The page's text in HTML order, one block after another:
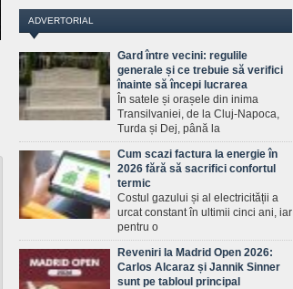
ADVERTORIAL
Gard între vecini: regulile
generale și ce trebuie să verifici
înainte să începi lucrarea
În satele și orașele din inima
Transilvaniei, de la Cluj-Napoca,
Turda și Dej, până la
Cum scazi factura la energie în
2026 fără să sacrifici confortul
termic
Costul gazului și al electricității a
urcat constant în ultimii cinci ani, iar
pentru o
Reveniri la Madrid Open 2026:
Carlos Alcaraz și Jannik Sinner
sunt pe tabloul principal